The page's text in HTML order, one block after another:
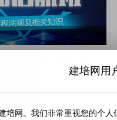
建培网用
培网。我们非常重视您的个人